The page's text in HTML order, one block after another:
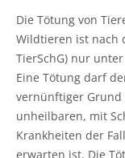
Die Tötung von
Wildtieren ist nach
TierSchG) nur
Eine Tötung darf
vernünftiger Grund
unheilbaren, mit
Krankheiten der
erwarten ist. Die